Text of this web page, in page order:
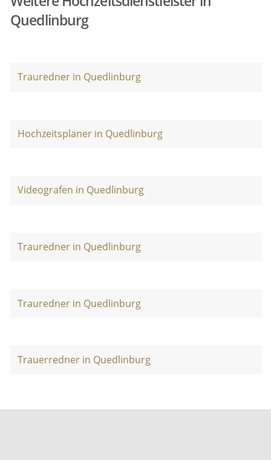
Quedlinburg
Trauredner in Quedlinburg
Hochzeitsplaner in Quedlinburg
Videografen in Quedlinburg
Trauredner in Quedlinburg
Trauredner in Quedlinburg
Trauerredner in Quedlinburg